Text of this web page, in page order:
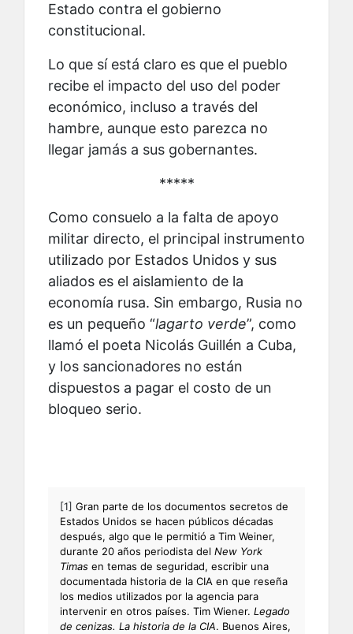
Estado contra el gobierno
constitucional.
Lo que sí está claro es que el pueblo
recibe el impacto del uso del poder
económico, incluso a través del
hambre, aunque esto parezca no
llegar jamás a sus gobernantes.
*****
Como consuelo a la falta de apoyo
militar directo, el principal instrumento
utilizado por Estados Unidos y sus
aliados es el aislamiento de la
economía rusa. Sin embargo, Rusia no
es un pequeño “lagarto verde”, como
llamó el poeta Nicolás Guillén a Cuba,
y los sancionadores no están
dispuestos a pagar el costo de un
bloqueo serio.
[1] Gran parte de los documentos secretos de
Estados Unidos se hacen públicos décadas
después, algo que le permitió a Tim Weiner,
durante 20 años periodista del New York
Timas en temas de seguridad, escribir una
documentada historia de la CIA en que reseña
los medios utilizados por la agencia para
intervenir en otros países. Tim Wiener. Legado
de cenizas. La historia de la CIA. Buenos Aires,